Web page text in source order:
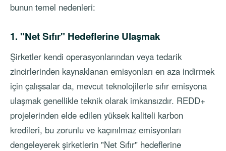
bunun temel nedenleri:
1. "Net Sıfır" Hedeflerine Ulaşmak
Şirketler kendi operasyonlarından veya tedarik
zincirlerinden kaynaklanan emisyonları en aza indirmek
için çalışsalar da, mevcut teknolojilerle sıfır emisyona
ulaşmak genellikle teknik olarak imkansızdır. REDD+
projelerinden elde edilen yüksek kaliteli karbon
kredileri, bu zorunlu ve kaçınılmaz emisyonları
dengeleyerek şirketlerin "Net Sıfır" hedeflerine